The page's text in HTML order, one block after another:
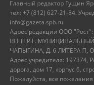
Главный редактор Гущин
тел: +7 (812) 627-21-84.
info@gazeta.spb.ru
Адрес редакции ООО "Рост":
ВН.ТЕР.Г.
ЧАПЫГИНА, Д. 6 ЛИТЕРА П,
Адрес учредителя: 197374,
дорога, дом 17, корпус 6,
Пожалуйста, все